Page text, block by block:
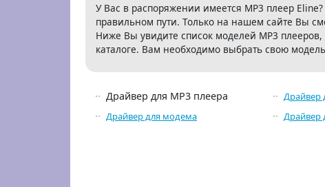
У Вас в распоряжении имеется MP3 плеер
правильном пути. Только на нашем сайте Вы
Ниже Вы увидите список моделей MP3
каталоге. Вам необходимо выбрать свою
Драйвер для MP3 плеера Драйвер
Драйвер для модема
Драйвер